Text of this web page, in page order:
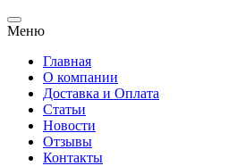
Меню
Главная
О компании
Доставка и Оплата
Статьи
Новости
Отзывы
Контакты